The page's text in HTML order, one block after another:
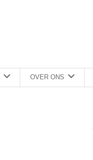
OVER ONS